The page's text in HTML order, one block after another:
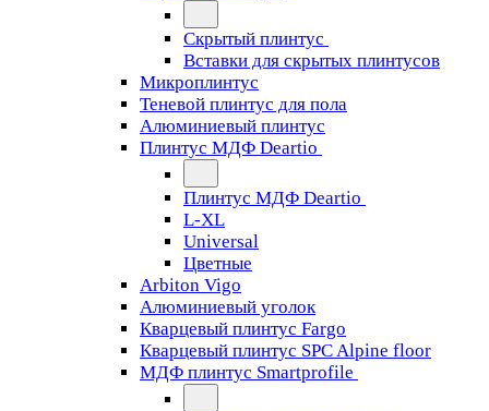
Скрытый плинтус
Вставки для скрытых плинтусов
Микроплинтус
Теневой плинтус для пола
Алюминиевый плинтус
Плинтус МДФ Deartio
Плинтус МДФ Deartio
L-XL
Universal
Цветные
Arbiton Vigo
Алюминиевый уголок
Кварцевый плинтус Fargo
Кварцевый плинтус SPC Alpine floor
МДФ плинтус Smartprofile